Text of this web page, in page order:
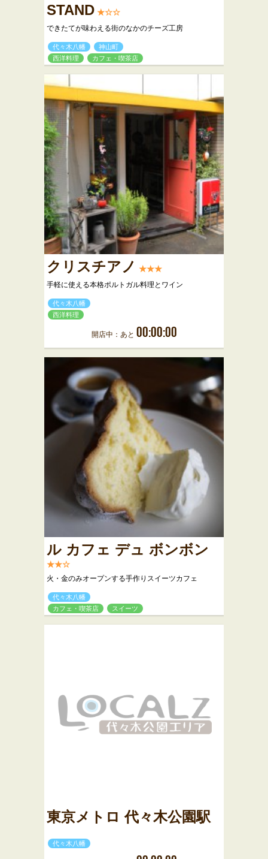
STAND ★☆☆
できたてが味わえる街のなかのチーズ工房
代々木八幡
神山町
西洋料理
カフェ・喫茶店
クリスチアノ ★★★
手軽に使える本格ポルトガル料理とワイン
代々木八幡
西洋料理
開店中：あと 00:00:00
ル カフェ デュ ボンボン
★★☆
火・金のみオープンする手作りスイーツカフェ
代々木八幡
カフェ・喫茶店
スイーツ
東京メトロ 代々木公園駅
代々木八幡